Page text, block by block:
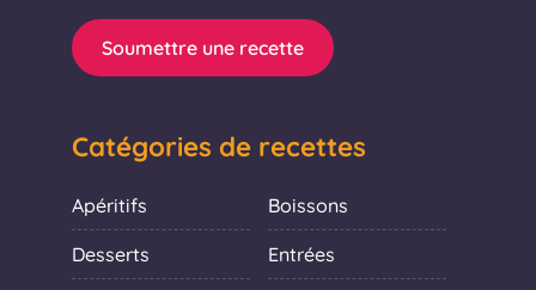
Soumettre une recette
Catégories de recettes
Apéritifs Boissons
Desserts Entrées